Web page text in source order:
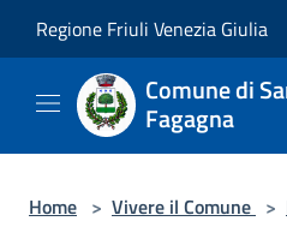
Regione Friuli Venezia Giulia
Comune di
Fagagna
Home > Vivere il Comune >